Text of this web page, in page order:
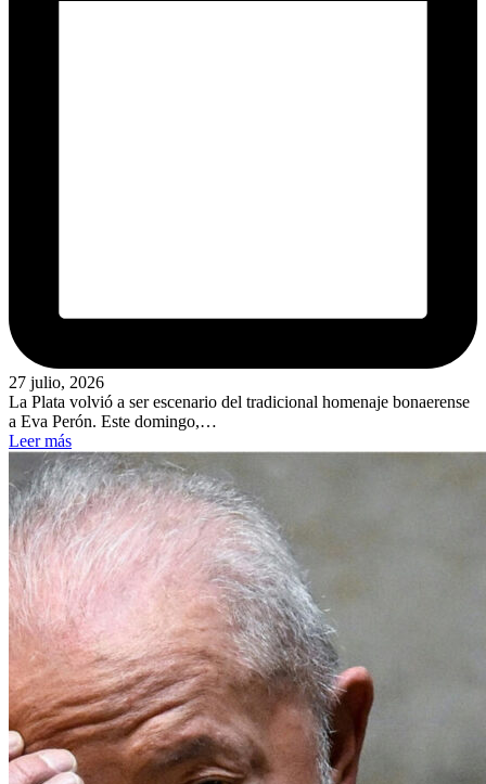
27 julio, 2026
La Plata volvió a ser escenario del tradicional homenaje bonaerense
a Eva Perón. Este domingo,…
Leer más